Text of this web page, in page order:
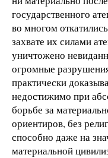
государственного
во многом
захвате их силами
уничтожено
огромные
практически
недостижимо при
борьбе за
ориентиров, без
способно даже на
материальной